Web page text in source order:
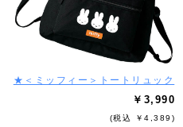
★＜ミッフィー＞トートリュック
￥3,990
(税込 ￥4,389)